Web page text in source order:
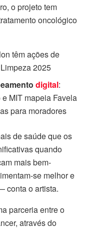
o projeto tem
oncológico
têm ações de
2025
digital:
MIT mapeia Favela
para moradores
de saúde que os
quando
mais bem-
se melhor e
conta o artista.
parceria entre o
através do